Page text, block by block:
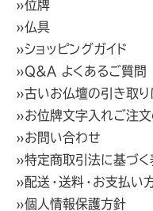
»位牌
»仏具
»ショッピングガイド
»Q&A よくあるご質問
»古いお仏壇の引き取り
»お位牌文字入れご注
»お問い合わせ
»特定商取引法に基づく
»配送・送料・お支払い
»個人情報保護方針